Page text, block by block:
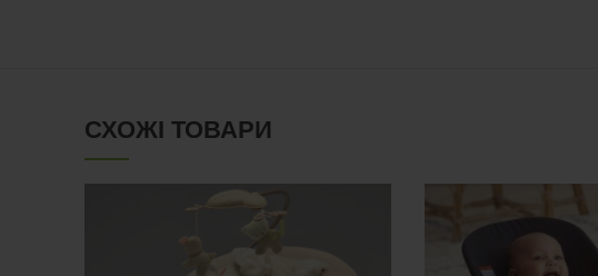
СХОЖІ ТОВАРИ